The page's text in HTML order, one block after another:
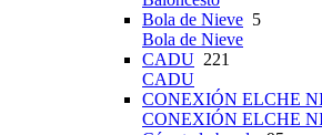
Bola de Nieve 5
Bola de Nieve
CADU 221
CADU
CONEXIÓN ELCHE
CONEXIÓN ELCHE